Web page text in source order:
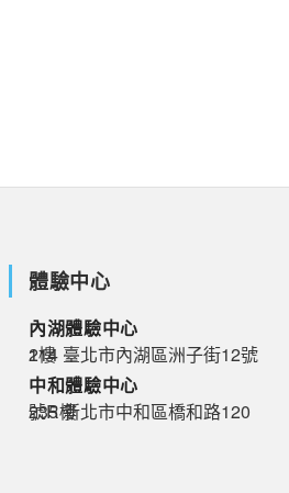
體驗中心
內湖體驗中心
114 臺北市內湖區洲子街12號2樓
中和體驗中心
235 新北市中和區橋和路120號R樓